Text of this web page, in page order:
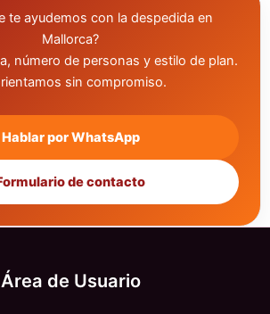
te ayudemos con la despedida en
Mallorca?
número de personas y estilo de plan.
sin compromiso.
Hablar por WhatsApp
de contacto
Área de Usuario